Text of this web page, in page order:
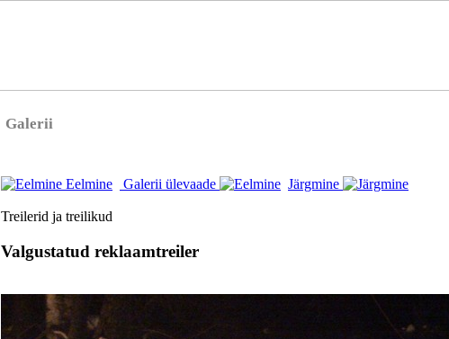
Galerii
Eelmine Galerii ülevaade Järgmine
Treilerid ja treilikud
Valgustatud reklaamtreiler